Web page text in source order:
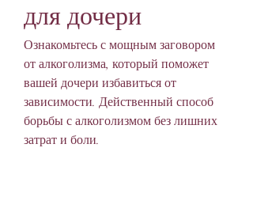
для дочери
Ознакомьтесь с мощным заговором
от алкоголизма, который поможет
вашей дочери избавиться от
зависимости. Действенный способ
борьбы с алкоголизмом без лишних
затрат и боли.